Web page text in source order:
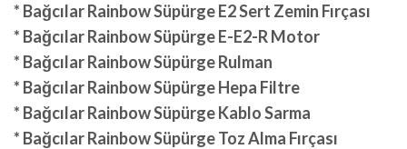
* Bağcılar Rainbow Süpürge E2 Sert Zemin Fırçası
* Bağcılar Rainbow Süpürge E-E2-R Motor
* Bağcılar Rainbow Süpürge Rulman
* Bağcılar Rainbow Süpürge Hepa Filtre
* Bağcılar Rainbow Süpürge Kablo Sarma
* Bağcılar Rainbow Süpürge Toz Alma Fırçası